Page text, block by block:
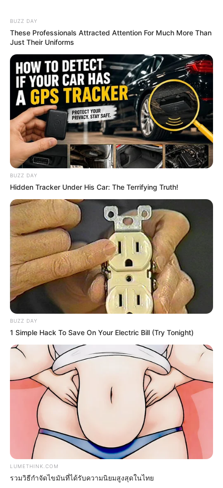
Surgeons: This Simple Method Ends Joint Pain &
Arthritis! Try It!
FORGE BODY
These Columbus Companies Have The Lowest Car
Insurance Quotes In 2026
LION COVERAGE
Scientists Just Shocked The World In The Black
Sea!
BUZZ DAY
These Professionals Attracted Attention For Much More Than
Just Their Uniforms
BUZZ DAY
Hidden Tracker Under His Car: The Terrifying Truth!
BUZZ DAY
1 Simple Hack To Save On Your Electric Bill (Try Tonight)
LUMETHINK.COM
รวมวิธีกำจัดไขมันที่ได้รับความนิยมสูงสุดในไทย